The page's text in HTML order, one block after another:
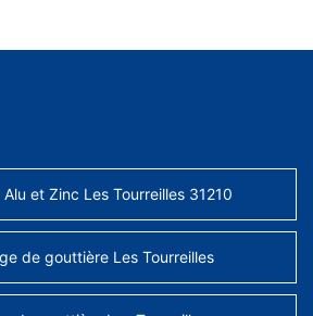
et Zinc Les Tourreilles 31210
de gouttière Les Tourreilles